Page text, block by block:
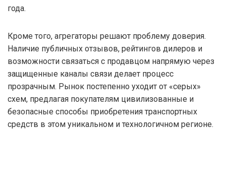
года.
Кроме того, агрегаторы решают проблему доверия.
Наличие публичных отзывов, рейтингов дилеров и
возможности связаться с продавцом напрямую через
защищенные каналы связи делает процесс
прозрачным. Рынок постепенно уходит от «серых»
схем, предлагая покупателям цивилизованные и
безопасные способы приобретения транспортных
средств в этом уникальном и технологичном регионе.